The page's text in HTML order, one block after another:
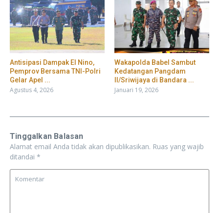
​Antisipasi Dampak El Nino,
Pemprov Bersama TNI-Polri
Gelar Apel ...
Agustus 4, 2026
Wakapolda Babel Sambut
Kedatangan Pangdam
II/Sriwijaya di Bandara ...
Januari 19, 2026
Tinggalkan Balasan
Alamat email Anda tidak akan dipublikasikan. Ruas yang wajib
ditandai *